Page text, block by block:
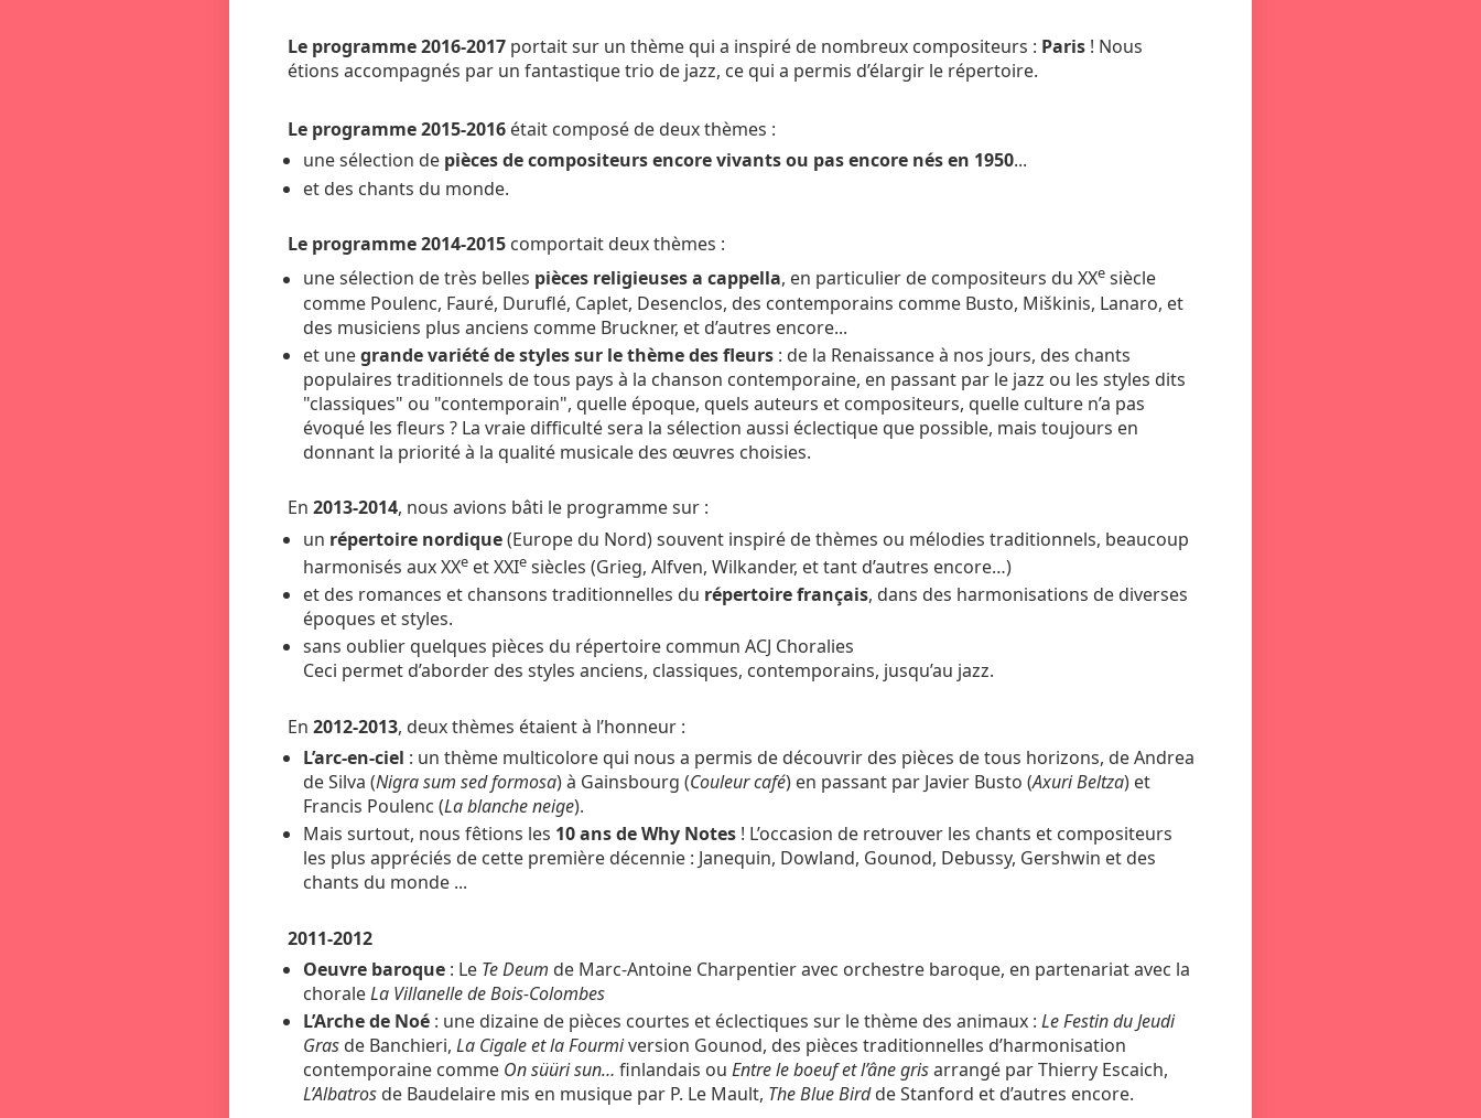
Le programme 2016-2017portait sur un thème qui a inspiré de nombreux compositeurs : Paris! Nous
étions accompagnés par un fantastique trio de jazz, ce qui a permis d’élargir le répertoire.
Le programme 2015-2016était composé de deux thèmes :
une sélection de pièces de compositeurs encore vivants ou pas encore nés en 1950...
et des chants du monde.
Le programme 2014-2015comportait deux thèmes :
une sélection de très belles pièces religieuses a cappella, en particulier de compositeurs du XXe siècle
comme Poulenc, Fauré, Duruflé, Caplet, Desenclos, des contemporains comme Busto, Miškinis, Lanaro, et
des musiciens plus anciens comme Bruckner, et d’autres encore...
et unegrande variété de styles sur le thème des fleurs : de la Renaissance à nos jours, des chants
populaires traditionnels de tous pays à la chanson contemporaine, en passant par le jazz ou les styles dits
"classiques" ou "contemporain", quelle époque, quels auteurs et compositeurs, quelle culture n’a pas
évoqué les fleurs ? La vraie difficulté sera la sélection aussi éclectique que possible, mais toujours en
donnant la priorité à la qualité musicale des œuvres choisies.
En 2013-2014, nous avions bâti le programme sur :
un répertoire nordique(Europe du Nord) souvent inspiré de thèmes ou mélodies traditionnels, beaucoup
harmonisés aux XXe et XXIe siècles (Grieg, Alfven, Wilkander, et tant d’autres encore…)
et des romances et chansons traditionnelles du répertoire français, dans des harmonisations de diverses
époques et styles.
sans oublier quelques pièces du répertoire commun ACJ Choralies
Ceci permet d’aborder des styles anciens, classiques, contemporains, jusqu’au jazz.
En 2012-2013, deux thèmes étaient à l’honneur :
L’arc-en-ciel : un thème multicolore qui nous a permis de découvrir des pièces de tous horizons, de Andrea
de Silva (Nigra sum sed formosa) à Gainsbourg (Couleur café) en passant par Javier Busto (Axuri Beltza) et
Francis Poulenc (La blanche neige).
Mais surtout, nous fêtions les 10 ans de Why Notes ! L’occasion de retrouver les chants et compositeurs
les plus appréciés de cette première décennie : Janequin, Dowland, Gounod, Debussy, Gershwin et des
chants du monde ...
2011-2012
Oeuvre baroque : Le Te Deum de Marc-Antoine Charpentier avec orchestre baroque, en partenariat avec la
choraleLa Villanelle de Bois-Colombes
L’Arche de Noé : une dizaine de pièces courtes et éclectiques sur le thème des animaux :Le Festin du Jeudi
Gras de Banchieri,La Cigale et la Fourmiversion Gounod, des pièces traditionnelles d’harmonisation
contemporaine comme On süüri sun… finlandais ouEntre le boeuf et l’âne grisarrangé par Thierry Escaich,
L’Albatros de Baudelaire mis en musique par P. Le Mault, The Blue Birdde Stanford et d’autres encore.